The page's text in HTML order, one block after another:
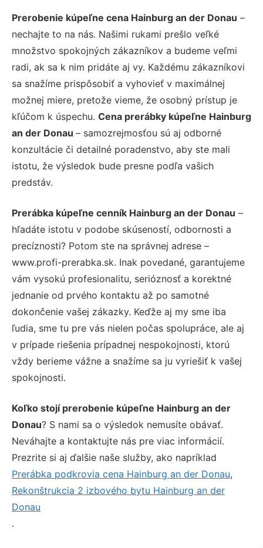
Prerobenie kúpeľne cena Hainburg an der Donau –
nechajte to na nás. Našimi rukami prešlo veľké
množstvo spokojných zákazníkov a budeme veľmi
radi, ak sa k nim pridáte aj vy. Každému zákazníkovi
sa snažíme prispôsobiť a vyhovieť v maximálnej
možnej miere, pretože vieme, že osobný prístup je
kľúčom k úspechu. Cena prerábky kúpeľne Hainburg
an der Donau – samozrejmosťou sú aj odborné
konzultácie či detailné poradenstvo, aby ste mali
istotu, že výsledok bude presne podľa vašich
predstáv.
Prerábka kúpeľne cenník Hainburg an der Donau –
hľadáte istotu v podobe skúseností, odbornosti a
precíznosti? Potom ste na správnej adrese –
www.profi-prerabka.sk. Inak povedané, garantujeme
vám vysokú profesionalitu, serióznosť a korektné
jednanie od prvého kontaktu až po samotné
dokončenie vašej zákazky. Keďže aj my sme iba
ľudia, sme tu pre vás nielen počas spolupráce, ale aj
v prípade riešenia prípadnej nespokojnosti, ktorú
vždy berieme vážne a snažíme sa ju vyriešiť k vašej
spokojnosti.
Koľko stojí prerobenie kúpeľne Hainburg an der
Donau? S nami sa o výsledok nemusíte obávať.
Neváhajte a kontaktujte nás pre viac informácií.
Prezrite si aj ďalšie naše služby, ako napríklad
Prerábka podkrovia cena Hainburg an der Donau,
Rekonštrukcia 2 izbového bytu Hainburg an der
Donau
.